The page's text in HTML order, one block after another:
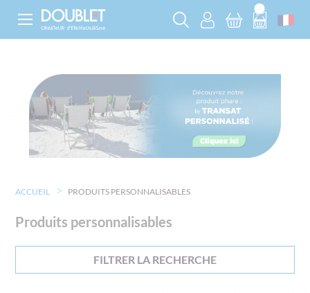
ACCUEIL PRODUITS PERSONNALISABLES
Produits personnalisables
FILTRER LA RECHERCHE